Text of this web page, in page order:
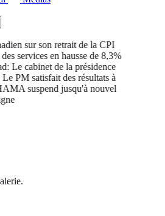
sur son retrait de la CPI
services en hausse de 8,3%
Le cabinet de la présidence
PM satisfait des résultats à
suspend jusqu'à nouvel